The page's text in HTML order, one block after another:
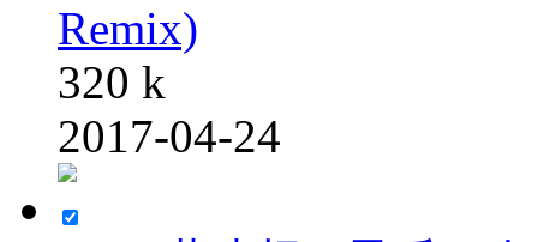
Remix)
320 k
2017-04-24